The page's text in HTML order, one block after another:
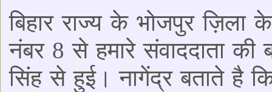
बिहार राज्य के भोजपुर ज़िला
नंबर 8 से हमारे संवाददाता की
सिंह से हुई। नागेंद्र बताते है